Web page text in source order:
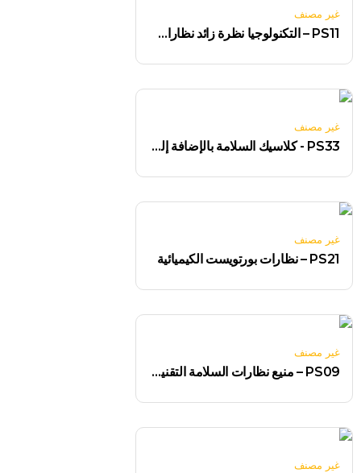
غير مصنف
PS11 – التكنولوجيا نظرة زائد نظارات السلامة
غير مصنف
PS33 - كلاسيك السلامة بالإضافة إلى النظارات
غير مصنف
PS21 – نظارات بورتويست الكيميائية
غير مصنف
PS09 – منيع نظارات السلامة التقنيةPS09 – منيع نظارات السلامة التقنية
غير مصنف